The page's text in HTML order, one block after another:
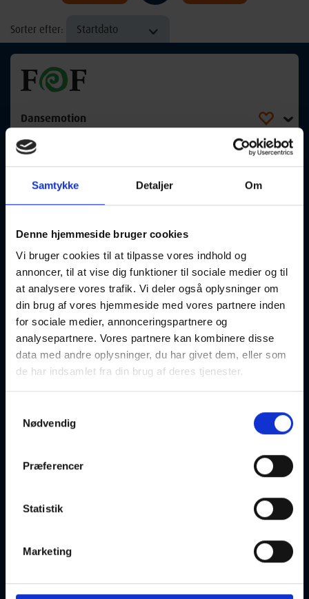
Samtykke Detaljer Om
Denne hjemmeside bruger cookies
Vi bruger cookies til at tilpasse vores indhold og
annoncer, til at vise dig funktioner til sociale medier og til
at analysere vores trafik. Vi deler også oplysninger om
din brug af vores hjemmeside med vores partnere inden
for sociale medier, annonceringspartnere og
analysepartnere. Vores partnere kan kombinere disse
data med andre oplysninger, du har givet dem, eller som
de har indsamlet fra din brug af deres tjenester.
Nødvendig
Præferencer
Statistik
Marketing
Sorter efter: Startdato
Dansemotion
10:00 Onsdag
Præstø Optager løbende
Dansemotion for seniorer
13-08-2026 10:00 Torsdag
Stege Optager løbende
Dansemotion for seniorer
27-08-2026
Optager løbende
Dyrk og gem dine egne afgrøder